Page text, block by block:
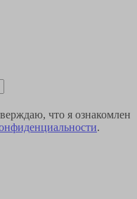
что я ознакомлен
.